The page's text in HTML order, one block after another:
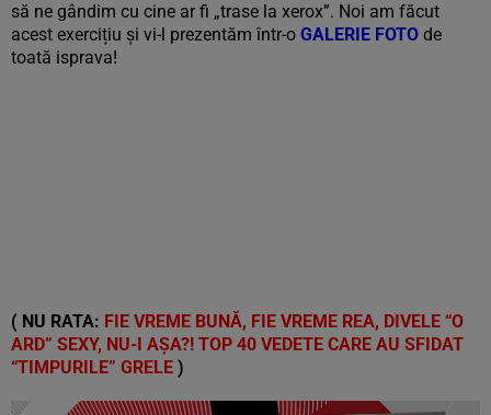
să ne gândim cu cine ar fi „trase la xerox”. Noi am făcut
acest exercițiu și vi-l prezentăm într-o GALERIE FOTO de
toată isprava!
( NU RATA: FIE VREME BUNĂ, FIE VREME REA, DIVELE “O
ARD” SEXY, NU-I AȘA?! TOP 40 VEDETE CARE AU SFIDAT
“TIMPURILE” GRELE )